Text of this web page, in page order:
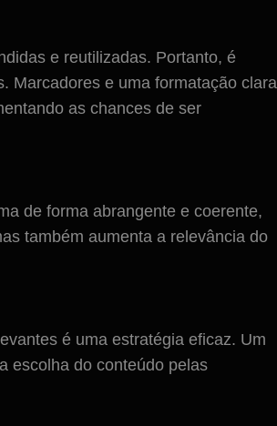
e reutilizadas. Portanto, é
Marcadores e uma formatação clara
as chances de ser
de forma abrangente e coerente,
também aumenta a relevância do
é uma estratégia eficaz. Um
escolha do conteúdo pelas